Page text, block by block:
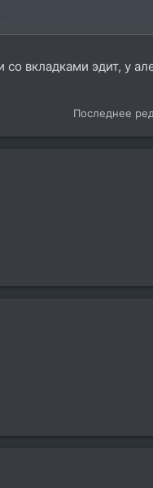
на мастер, ...не
вкладками эдит, у
Последнее